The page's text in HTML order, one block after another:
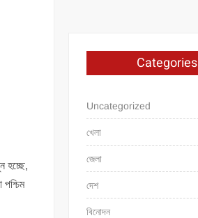
হচ্ছে,
Categories
Uncategorized
খেলা
জেলা
দেশ
বিনোদন